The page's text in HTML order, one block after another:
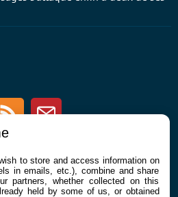
RSS Newsletter
À PROPOS
wish to store and access information on
in emails, etc.), combine and share
partners, whether collected on this
held by some of us, or obtained